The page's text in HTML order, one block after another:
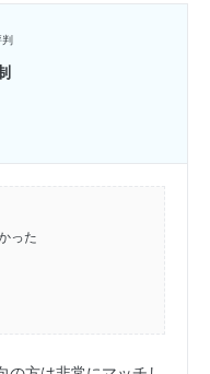
判
った